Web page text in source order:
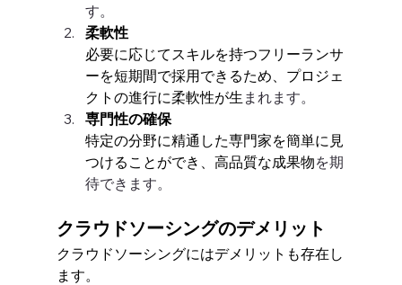
す。
柔軟性
必要に応じてスキルを持つフリーランサ
ーを短期間で採用できるため、プロジェ
クトの進行に柔軟性が生 まれます。
専門性の確保
特定の分野に精通した専門家を簡単に見
つけることができ、高品質な成果物を期
待できます。
クラウドソーシングのデメリット
クラウドソーシングにはデメリットも存在し
ます。